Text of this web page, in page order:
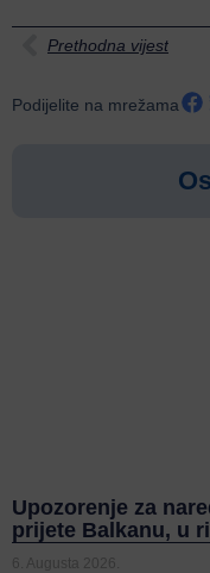
Prethodna vijest
Podijelite na mrežama
Upozorenje za
prijete Balkanu, u
6. Augusta 2026.